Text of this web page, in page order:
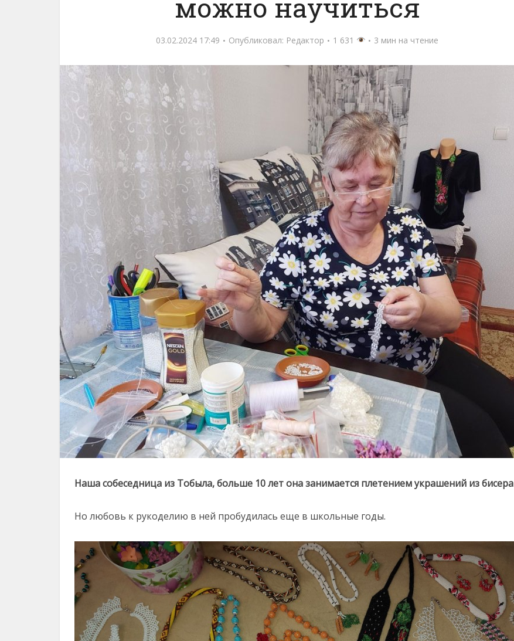
можно научиться
03.02.2024 17:49 Опубликовал: Редактор 1 631 3 мин на чтение
Наша собеседница из Тобыла, больше 10 лет она занимается плетением украшений из бисера
Но любовь к рукоделию в ней пробудилась еще в школьные годы.